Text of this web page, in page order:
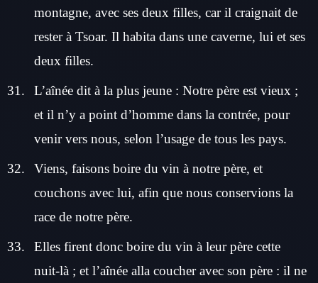
montagne, avec ses deux filles, car il craignait de
rester à Tsoar. Il habita dans une caverne, lui et ses
deux filles.
L’aînée dit à la plus jeune : Notre père est vieux ;
et il n’y a point d’homme dans la contrée, pour
venir vers nous, selon l’usage de tous les pays.
Viens, faisons boire du vin à notre père, et
couchons avec lui, afin que nous conservions la
race de notre père.
Elles firent donc boire du vin à leur père cette
nuit-là ; et l’aînée alla coucher avec son père : il ne